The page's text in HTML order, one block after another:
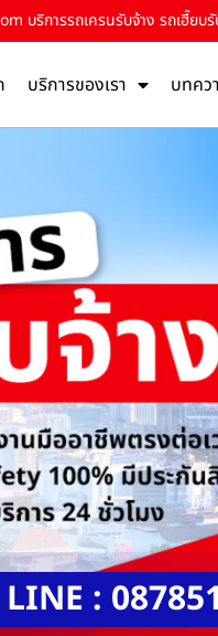
บริการรถเครนรับจ้าง รถเฮี๊ยบ
บริการของเรา บทคว
LINE :